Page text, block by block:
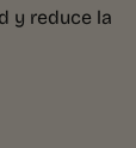
y reduce la